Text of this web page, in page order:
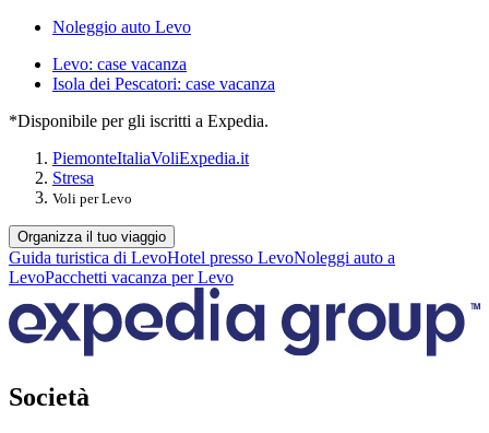
Noleggio auto Levo
Levo: case vacanza
Isola dei Pescatori: case vacanza
*Disponibile per gli iscritti a Expedia.
PiemonteItaliaVoliExpedia.it
Stresa
Voli per Levo
Organizza il tuo viaggio
Guida turistica di LevoHotel presso LevoNoleggi auto a
LevoPacchetti vacanza per Levo
Società